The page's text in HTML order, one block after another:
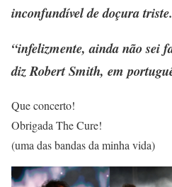
inconfundível de doçura triste.
“infelizmente, ainda não sei
diz Robert Smith, em
Que concerto!
Obrigada The Cure!
(uma das bandas da minha vida)